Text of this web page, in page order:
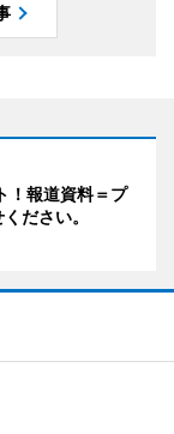
！報道資料＝プ
ださい。